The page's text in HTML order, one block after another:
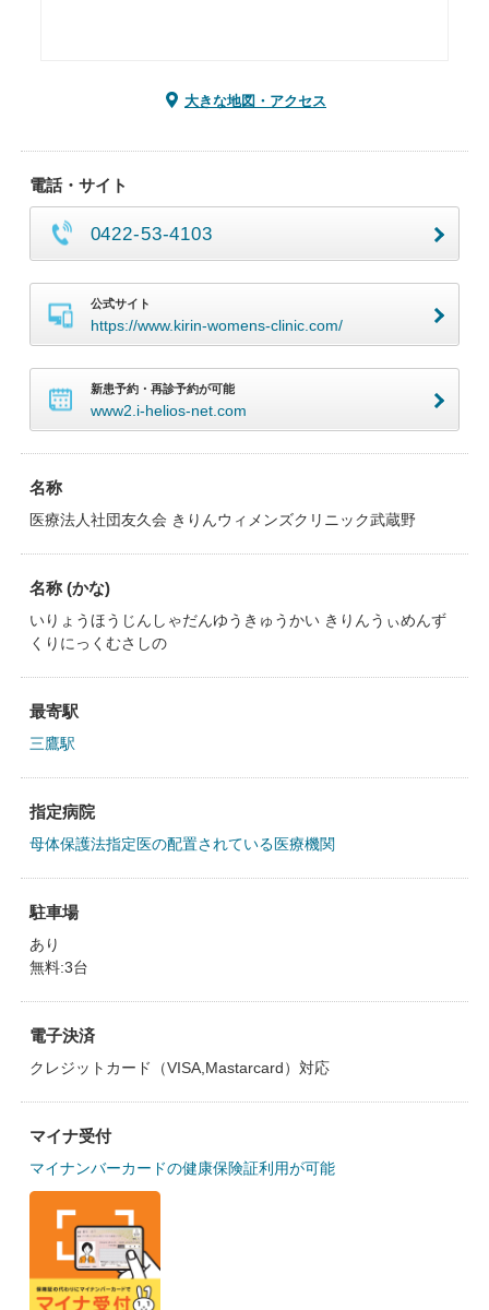
大きな地図・アクセス
電話・サイト
0422-53-4103
公式サイト
https://www.kirin-womens-clinic.com/
新患予約・再診予約が可能
www2.i-helios-net.com
名称
医療法人社団友久会 きりんウィメンズクリニック武蔵野
名称 (かな)
いりょうほうじんしゃだんゆうきゅうかい きりんうぃめんず
くりにっくむさしの
最寄駅
三鷹駅
指定病院
母体保護法指定医の配置されている医療機関
駐車場
あり
無料:3台
電子決済
クレジットカード（VISA,Mastarcard）対応
マイナ受付
マイナンバーカードの健康保険証利用が可能